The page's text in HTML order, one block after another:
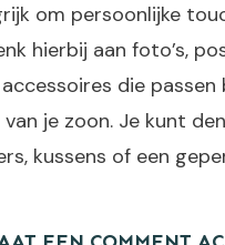
om persoonlijke
hierbij aan foto’s,
die passen
je zoon. Je kunt
kussens of een